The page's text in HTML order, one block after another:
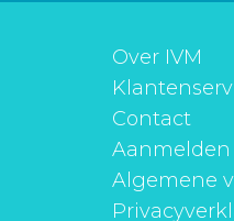
Over IVM
Contact
Algemene